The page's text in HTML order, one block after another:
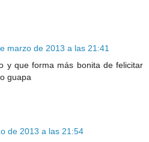
marzo de 2013 a las 21:41
y que forma más bonita de felicitar
guapa
de 2013 a las 21:54